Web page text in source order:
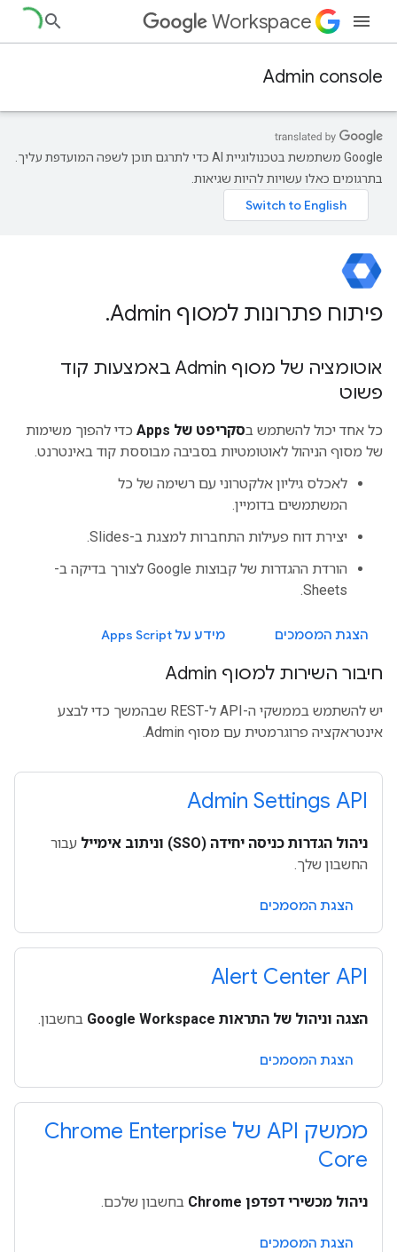
Workspace
Admin console
‫Google משתמשת בטכנולוגיית AI כדי לתרגם תוכן לשפה המועדפת עליך.
בתרגומים כאלו עשויות להיות שגיאות.
פיתוח פתרונות למסוף Admin .
אוטומציה של מסוף Admin באמצעות קוד
פשוט
כל אחד יכול להשתמש בסקריפט של Apps
כדי להפוך משימות
של מסוף הניהול לאוטומטיות בסביבה מבוססת קוד באינטרנט.
לאכלס גיליון אלקטרוני עם רשימה של כל
המשתמשים בדומיין.
יצירת דוח פעילות התחברות למצגת ב-Slides.
הורדת ההגדרות של קבוצות Google לצורך בדיקה ב-
Sheets.
הצגת המסמכים מידע על Apps Script
חיבור השירות למסוף Admin
יש להשתמש בממשקי ה-API ל-REST שבהמשך כדי לבצע
אינטראקציה פרוגרמטית עם מסוף Admin.
Admin Settings API
ניהול הגדרות כניסה יחידה (SSO) וניתוב אימייל
עבור
החשבון שלך.
הצגת המסמכים
Alert Center API
הצגה וניהול של התראות Google Workspace בחשבון.
הצגת המסמכים
ממשק API של Chrome Enterprise
Core
ניהול מכשירי דפדפן Chrome בחשבון שלכם.
הצגת המסמכים